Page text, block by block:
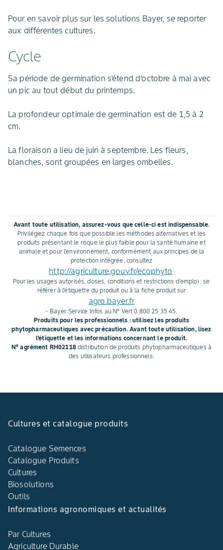
Pour en savoir plus sur les solutions Bayer, se reporter
aux différentes cultures.
Cycle
Sa période de germination s’étend d’octobre à mai avec
un pic au tout début du printemps.
La profondeur optimale de germination est de 1,5 à 2
cm.
La floraison a lieu de juin à septembre. Les fleurs,
blanches, sont groupées en larges ombelles.
Avant toute utilisation, assurez-vous que celle-ci est indispensable.
Privilégiez chaque fois que possible les méthodes alternatives et les
produits présentant le risque le plus faible pour la santé humaine et
animale et pour l'environnement, conformément aux principes de la
protection intégrée, consultez
http://agriculture.gouv.fr/ecophyto .
Pour les usages autorisés, doses, conditions et restrictions d'emploi : se
référer à l'étiquette du produit ou à la fiche produit sur
agro.bayer.fr
- Bayer Service Infos au N° Vert 0 800 25 35 45.
Produits pour les professionnels : utilisez les produits
phytopharmaceutiques avec précaution. Avant toute utilisation, lisez
l'étiquette et les informations concernant le produit.
N° agrément RH02118distribution de produits phytopharmaceutiques à
des utilisateurs professionnels.
Cultures et catalogue produits
Catalogue Semences
Catalogue Produits
Cultures
Biosolutions
Outils
Informations agronomiques et actualités
Par Cultures
Agriculture Durable